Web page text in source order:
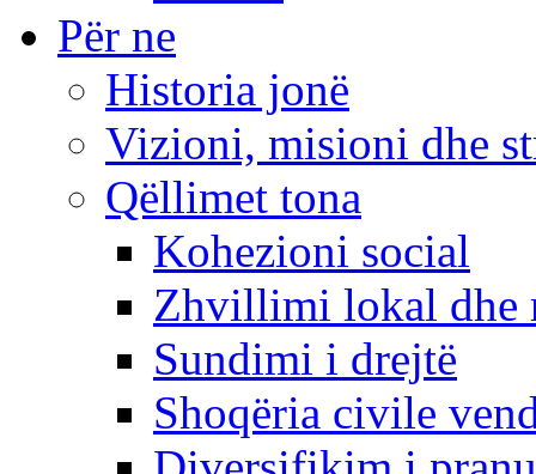
Për ne
Historia jonë
Vizioni, misioni dhe
Qëllimet tona
Kohezioni social
Zhvillimi lokal dhe
Sundimi i drejtë
Shoqëria civile